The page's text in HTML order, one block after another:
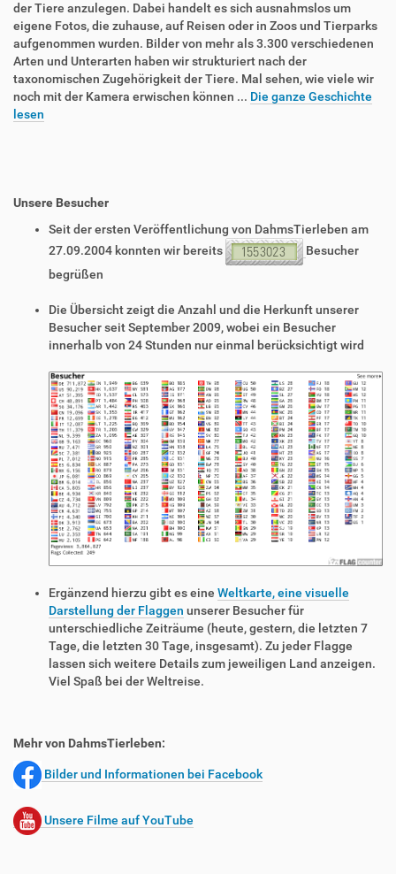
der Tiere anzulegen. Dabei handelt es sich ausnahmslos um
eigene Fotos, die zuhause, auf Reisen oder in Zoos und Tierparks
aufgenommen wurden. Bilder von mehr als 3.300 verschiedenen
Arten und Unterarten haben wir strukturiert nach der
taxonomischen Zugehörigkeit der Tiere. Mal sehen, wie viele wir
noch mit der Kamera erwischen können ... Die ganze Geschichte
lesen
Unsere Besucher
Seit der ersten Veröffentlichung von DahmsTierleben am
27.09.2004 konnten wir bereits
Besucher
begrüßen
Die Übersicht zeigt die Anzahl und die Herkunft unserer
Besucher seit September 2009, wobei ein Besucher
innerhalb von 24 Stunden nur einmal berücksichtigt wird
Ergänzend hierzu gibt es eine Weltkarte, eine visuelle
Darstellung der Flaggen unserer Besucher für
unterschiedliche Zeiträume (heute, gestern, die letzten 7
Tage, die letzten 30 Tage, insgesamt). Zu jeder Flagge
lassen sich weitere Details zum jeweiligen Land anzeigen.
Viel Spaß bei der Weltreise.
Mehr von DahmsTierleben:
Bilder und Informationen bei Facebook
Unsere Filme auf YouTube